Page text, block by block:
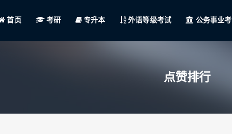
首页 考研 专升本 外语等级考试 公务事业考
点赞排行